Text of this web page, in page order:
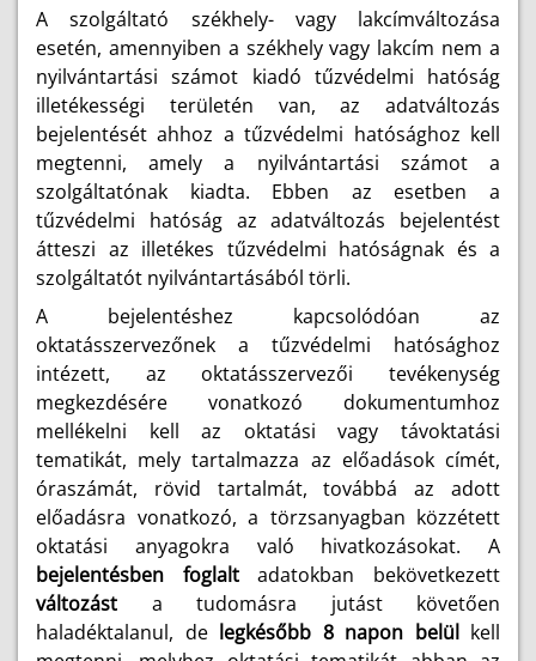
A szolgáltató székhely- vagy lakcímváltozása
esetén, amennyiben a székhely vagy lakcím nem a
nyilvántartási számot kiadó tűzvédelmi hatóság
illetékességi területén van, az adatváltozás
bejelentését ahhoz a tűzvédelmi hatósághoz kell
megtenni, amely a nyilvántartási számot a
szolgáltatónak kiadta. Ebben az esetben a
tűzvédelmi hatóság az adatváltozás bejelentést
átteszi az illetékes tűzvédelmi hatóságnak és a
szolgáltatót nyilvántartásából törli.
A bejelentéshez kapcsolódóan az
oktatásszervezőnek a tűzvédelmi hatósághoz
intézett, az oktatásszervezői tevékenység
megkezdésére vonatkozó dokumentumhoz
mellékelni kell az oktatási vagy távoktatási
tematikát, mely tartalmazza az előadások címét,
óraszámát, rövid tartalmát, továbbá az adott
előadásra vonatkozó, a törzsanyagban közzétett
oktatási anyagokra való hivatkozásokat. A
bejelentésben foglaltadatokban bekövetkezett
változást a tudomásra jutást követően
haladéktalanul, de legkésőbb 8 napon belülkell